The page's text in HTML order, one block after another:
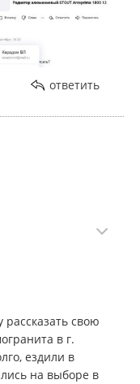
ответить
свою
в г.
ездили в
на выборе в